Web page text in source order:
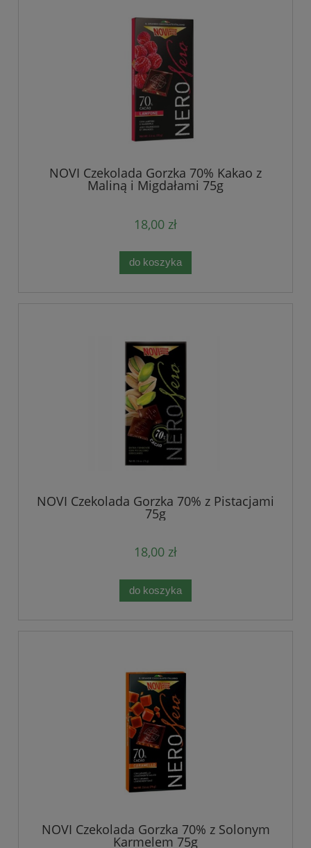
NOVI Czekolada Gorzka 70% Kakao z
Maliną i Migdałami 75g
18,00 zł
do koszyka
NOVI Czekolada Gorzka 70% z Pistacjami
75g
18,00 zł
do koszyka
NOVI Czekolada Gorzka 70% z Solonym
Karmelem 75g